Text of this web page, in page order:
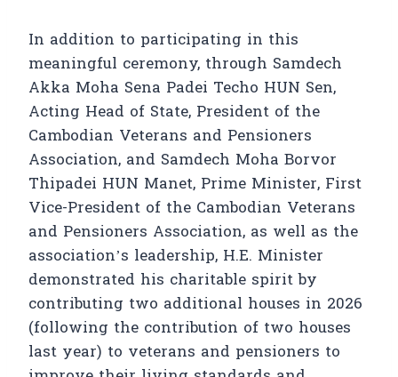
In addition to participating in this
meaningful ceremony, through Samdech
Akka Moha Sena Padei Techo HUN Sen,
Acting Head of State, President of the
Cambodian Veterans and Pensioners
Association, and Samdech Moha Borvor
Thipadei HUN Manet, Prime Minister, First
Vice-President of the Cambodian Veterans
and Pensioners Association, as well as the
association’s leadership, H.E. Minister
demonstrated his charitable spirit by
contributing two additional houses in 2026
(following the contribution of two houses
last year) to veterans and pensioners to